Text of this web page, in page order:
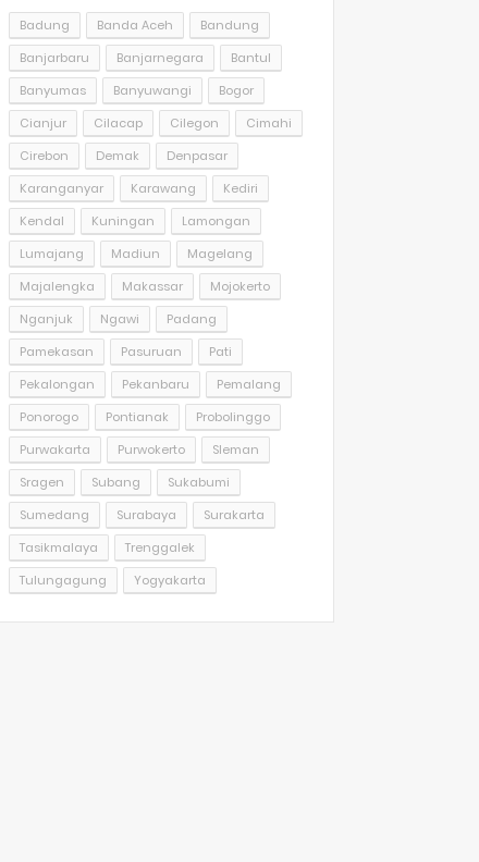
Badung Banda Aceh
Bandung
Banjarbaru
Banjarnegara
Bantul
Banyumas
Banyuwangi
Bogor
Cianjur
Cilacap Cilegon
Cimahi
Cirebon
Demak
Denpasar
Karanganyar
Karawang
Kediri
Kendal
Kuningan
Lamongan
Lumajang
Madiun
Magelang
Majalengka
Makassar
Mojokerto
Nganjuk
Ngawi
Padang
Pamekasan
Pasuruan
Pati
Pekalongan
Pekanbaru
Pemalang
Ponorogo
Pontianak
Probolinggo
Purwakarta
Purwokerto
Sleman
Sragen
Subang
Sukabumi
Sumedang
Surabaya
Surakarta
Tasikmalaya
Trenggalek
Tulungagung
Yogyakarta